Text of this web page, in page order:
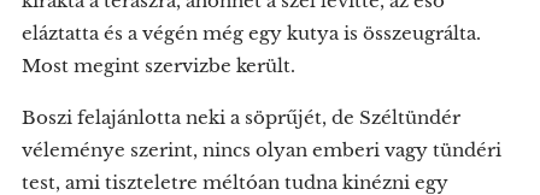
eláztatta és a végén még egy kutya is összeugrálta.
Most megint szervizbe került.
Boszi felajánlotta neki a söprűjét, de Széltündér
véleménye szerint, nincs olyan emberi vagy tündéri
test, ami tiszteletre méltóan tudna kinézni egy